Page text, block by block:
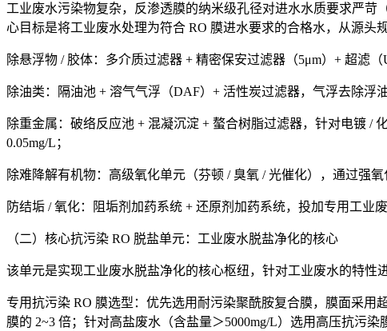
工业废水污染物复杂，反渗透膜的纳米级孔径对进水水质要求严苛
心目标是将工业废水处理为符合 RO 膜进水要求的合格水，从源头
除悬浮物 / 胶体：多介质过滤器 + 精密保安过滤器（5μm）+ 超滤
除油类：隔油池 + 溶气气浮（DAF）+ 活性炭过滤器，气浮去除浮
除重金属：破络反应池 + 混凝沉淀 + 螯合树脂过滤器，针对电镀 /
0.05mg/L；
除难降解有机物：高级氧化单元（芬顿 / 臭氧 / 光催化），通过强
防结垢 / 氧化：阻垢剂加药系统 + 还原剂加药系统，投加专用工业
（二）核心抗污染 RO 脱盐单元：工业废水脱盐净化的核心
该单元是实现工业废水脱盐净化的核心枢纽，针对工业废水的特性
专用抗污染 RO 膜选型：优先选用耐污染聚酰胺复合膜，膜面采
膜的 2~3 倍；针对高盐废水（含盐量＞5000mg/L）选用高压抗污染